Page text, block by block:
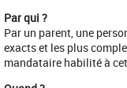
Par qui ?
Par un parent, une
exacts et les plus
mandataire habilité à